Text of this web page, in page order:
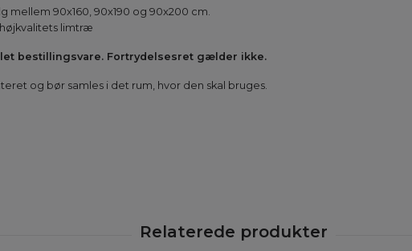
mellem 90x160, 90x190 og 90x200 cm.
højkvalitets limtræ
bestillingsvare. Fortrydelsesret gælder ikke.
og bør samles i det rum, hvor den skal bruges.